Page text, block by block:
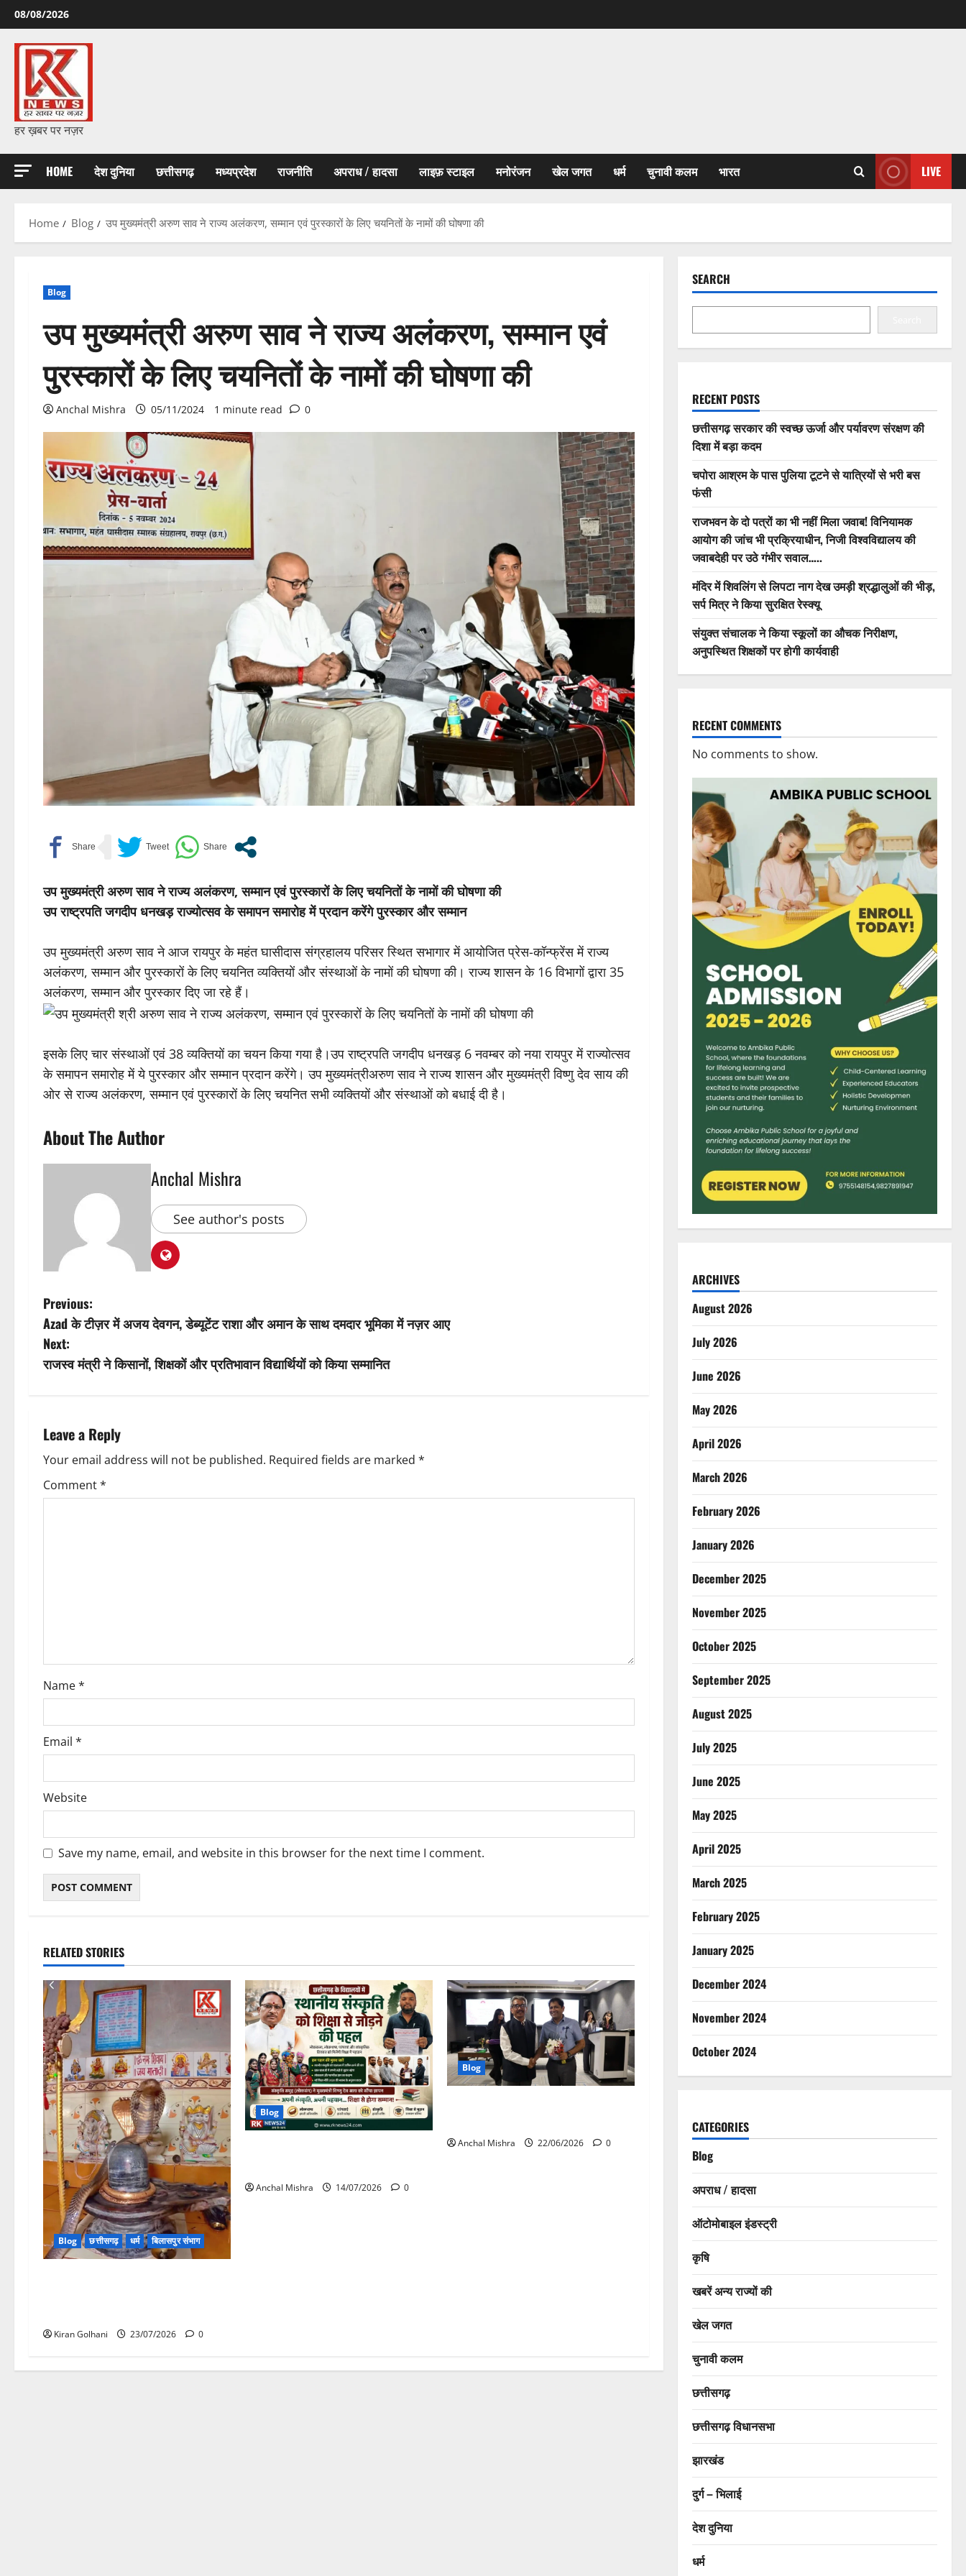
Skip
to
content
08/08/2026
हर ख़बर पर नज़र
HOME देश दुनिया छत्तीसगढ़ मध्यप्रदेश राजनीति अपराध / हादसा लाइफ़ स्टाइल मनोरंजन खेल जगत धर्म चुनावी कलम भारत LIVE
Home Blog उप मुख्यमंत्री अरुण साव ने राज्य अलंकरण, सम्मान एवं पुरस्कारों के लिए चयनितों के नामों की घोषणा की
Blog
उप मुख्यमंत्री अरुण साव ने राज्य अलंकरण, सम्मान एवं
पुरस्कारों के लिए चयनितों के नामों की घोषणा की
Anchal Mishra 05/11/2024 1 minute read 0
उप मुख्यमंत्री अरुण साव ने राज्य अलंकरण, सम्मान एवं पुरस्कारों के लिए चयनितों के नामों की घोषणा की
उप राष्ट्रपति जगदीप धनखड़ राज्योत्सव के समापन समारोह में प्रदान करेंगे पुरस्कार और सम्मान
उप मुख्यमंत्री अरुण साव ने आज रायपुर के महंत घासीदास संग्रहालय परिसर स्थित सभागार में आयोजित प्रेस-कॉन्फ्रेंस में राज्य
अलंकरण, सम्मान और पुरस्कारों के लिए चयनित व्यक्तियों और संस्थाओं के नामों की घोषणा की। राज्य शासन के 16 विभागों द्वारा 35
अलंकरण, सम्मान और पुरस्कार दिए जा रहे हैं।
इसके लिए चार संस्थाओं एवं 38 व्यक्तियों का चयन किया गया है।उप राष्ट्रपति जगदीप धनखड़ 6 नवम्बर को नया रायपुर में राज्योत्सव
के समापन समारोह में ये पुरस्कार और सम्मान प्रदान करेंगे। उप मुख्यमंत्रीअरुण साव ने राज्य शासन और मुख्यमंत्री विष्णु देव साय की
ओर से राज्य अलंकरण, सम्मान एवं पुरस्कारों के लिए चयनित सभी व्यक्तियों और संस्थाओं को बधाई दी है।
About The Author
Anchal Mishra
See author's posts
P
o
s
n
a
v
o
n
Previous:
Azad के टीज़र में अजय देवगन, डेब्यूटेंट राशा और अमान के साथ दमदार भूमिका में नज़र आए
Next:
राजस्व मंत्री ने किसानों, शिक्षकों और प्रतिभावान विद्यार्थियों को किया सम्मानित
Leave a Reply
Your email address will not be published. Required fields are marked *
Comment*
Name*
Email *
Website
Save my name, email, and website in this browser for the next time I comment.
RELATED STORIES
Blog छत्तीसगढ़ धर्म बिलासपुर संभाग
Kiran Golhani 23/07/2026 0
Blog
Anchal Mishra 14/07/2026 0
Blog
Anchal Mishra 22/06/2026 0
SEARCH
RECENT POSTS
छत्तीसगढ़ सरकार की स्वच्छ ऊर्जा और पर्यावरण संरक्षण की
दिशा में बड़ा कदम
चपोरा आश्रम के पास पुलिया टूटने से यात्रियों से भरी बस
फंसी
राजभवन के दो पत्रों का भी नहीं मिला जवाब! विनियामक
आयोग की जांच भी प्रक्रियाधीन, निजी विश्वविद्यालय की
जवाबदेही पर उठे गंभीर सवाल…..
मंदिर में शिवलिंग से लिपटा नाग देख उमड़ी श्रद्धालुओं की भीड़,
सर्प मित्र ने किया सुरक्षित रेस्क्यू
संयुक्त संचालक ने किया स्कूलों का औचक निरीक्षण,
अनुपस्थित शिक्षकों पर होगी कार्यवाही
RECENT COMMENTS
No comments to show.
ARCHIVES
August 2026
July 2026
June 2026
May 2026
April 2026
March 2026
February 2026
January 2026
December 2025
November 2025
October 2025
September 2025
August 2025
July 2025
June 2025
May 2025
April 2025
March 2025
February 2025
January 2025
December 2024
November 2024
October 2024
CATEGORIES
Blog
अपराध / हादसा
ऑटोमोबाइल इंडस्ट्री
कृषि
खबरें अन्य राज्यों की
खेल जगत
चुनावी कलम
छत्तीसगढ़
छत्तीसगढ़ विधानसभा
झारखंड
दुर्ग – भिलाई
देश दुनिया
धर्म